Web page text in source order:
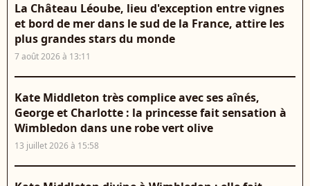
La Château Léoube, lieu d'exception entre vignes
et bord de mer dans le sud de la France, attire les
plus grandes stars du monde
7 août 2026 à 13:11
Kate Middleton très complice avec ses aînés,
George et Charlotte : la princesse fait sensation à
Wimbledon dans une robe vert olive
13 juillet 2026 à 15:58